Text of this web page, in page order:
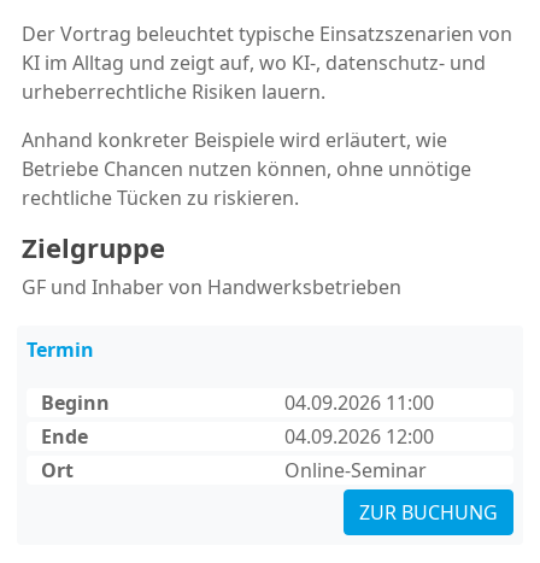
Der Vortrag beleuchtet typische Einsatzszenarien von
KI im Alltag und zeigt auf, wo KI-, datenschutz- und
urheberrechtliche Risiken lauern.
Anhand konkreter Beispiele wird erläutert, wie
Betriebe Chancen nutzen können, ohne unnötige
rechtliche Tücken zu riskieren.
Zielgruppe
GF und Inhaber von Handwerksbetrieben
Termin
Beginn
04.09.2026 11:00
Ende
04.09.2026 12:00
Ort
Online-Seminar
ZUR BUCHUNG